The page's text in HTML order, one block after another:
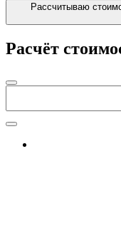
Рассчитываю
Расчёт